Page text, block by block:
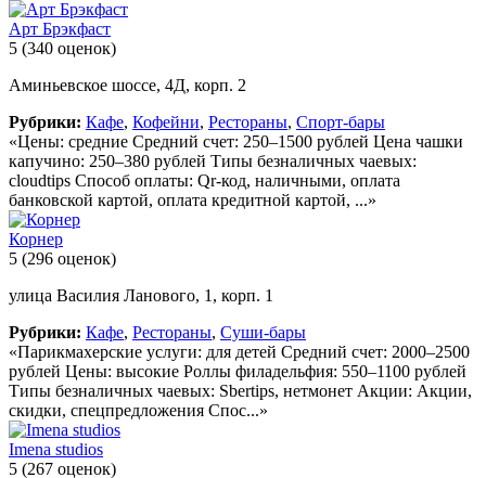
Арт Брэкфаст
5 (340 оценок)
Аминьевское шоссе, 4Д, корп. 2
Рубрики: Кафе, Кофейни, Рестораны, Спорт-бары
«Цены: средние Средний счет: 250–1500 рублей Цена чашки
капучино: 250–380 рублей Типы безналичных чаевых:
cloudtips Способ оплаты: Qr-код, наличными, оплата
банковской картой, оплата кредитной картой, ...»
Корнер
5 (296 оценок)
улица Василия Ланового, 1, корп. 1
Рубрики: Кафе, Рестораны, Суши-бары
«Парикмахерские услуги: для детей Средний счет: 2000–2500
рублей Цены: высокие Роллы филадельфия: 550–1100 рублей
Типы безналичных чаевых: Sbertips, нетмонет Акции: Акции,
скидки, спецпредложения Спос...»
Imena studios
5 (267 оценок)